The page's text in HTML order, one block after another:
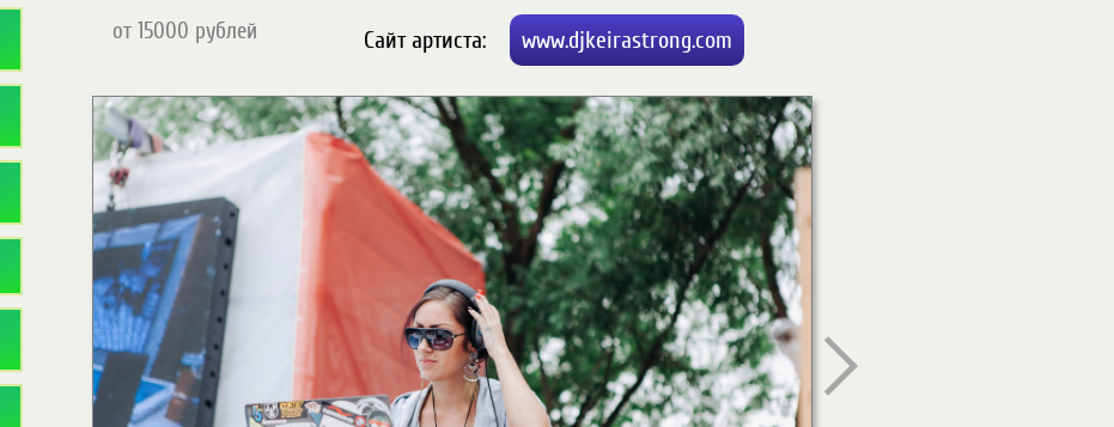
от 15000 рублей Cайт артиста: www.djkeirastrong.com